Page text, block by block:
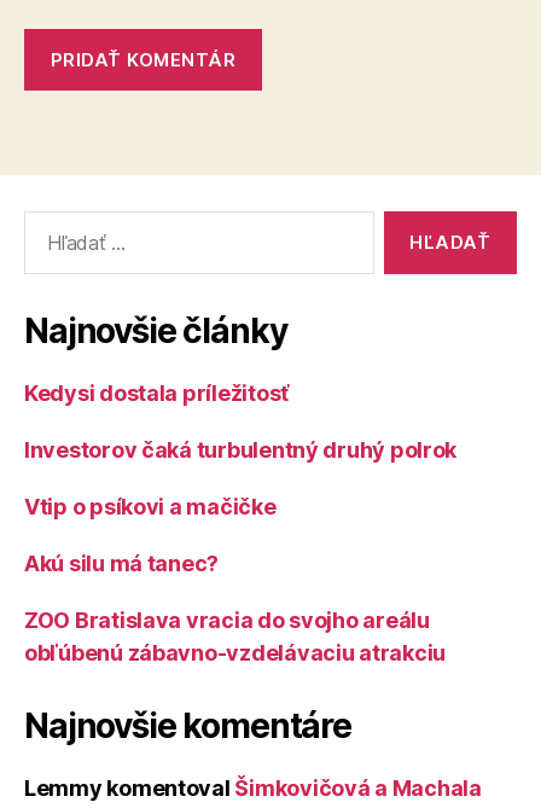
Najnovšie články
Kedysi dostala príležitosť
Investorov čaká turbulentný druhý polrok
Vtip o psíkovi a mačičke
Akú silu má tanec?
ZOO Bratislava vracia do svojho areálu
obľúbenú zábavno-vzdelávaciu atrakciu
Najnovšie komentáre
Lemmy komentoval Šimkovičová a Machala